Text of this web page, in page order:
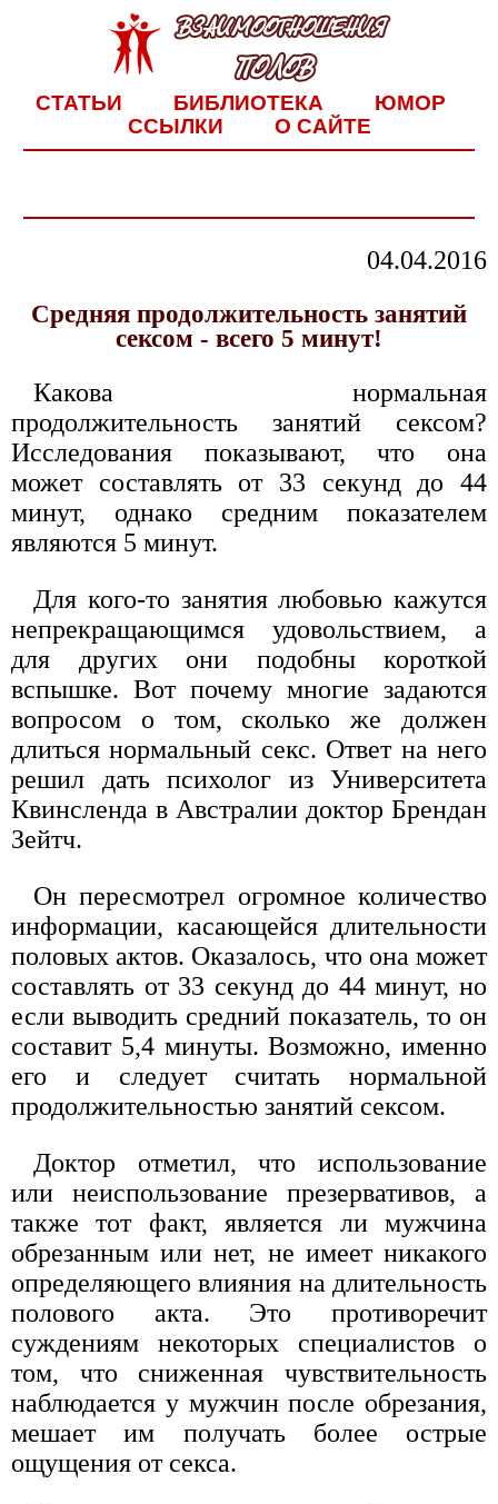
СТАТЬИ БИБЛИОТЕКА
ЮМОР
ССЫЛКИ
О САЙТЕ
04.04.2016
Средняя продолжительность занятий
сексом - всего 5 минут!
Какова нормальная
продолжительность занятий сексом?
Исследования показывают, что она
может составлять от 33 секунд до 44
минут, однако средним показателем
являются 5 минут.
Для кого-то занятия любовью кажутся
непрекращающимся удовольствием, а
для других они подобны короткой
вспышке. Вот почему многие задаются
вопросом о том, сколько же должен
длиться нормальный секс. Ответ на него
решил дать психолог из Университета
Квинсленда в Австралии доктор Брендан
Зейтч.
Он пересмотрел огромное количество
информации, касающейся длительности
половых актов. Оказалось, что она может
составлять от 33 секунд до 44 минут, но
если выводить средний показатель, то он
составит 5,4 минуты. Возможно, именно
его и следует считать нормальной
продолжительностью занятий сексом.
Доктор отметил, что использование
или неиспользование презервативов, а
также тот факт, является ли мужчина
обрезанным или нет, не имеет никакого
определяющего влияния на длительность
полового акта. Это противоречит
суждениям некоторых специалистов о
том, что сниженная чувствительность
наблюдается у мужчин после обрезания,
мешает им получать более острые
ощущения от секса.